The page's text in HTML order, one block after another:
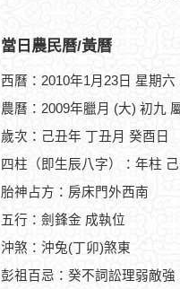
當日農民曆/黃曆
西曆：2010年1月23日 星期六
農曆：2009年臘月 (大) 初九
歲次：己丑年 丁丑月 癸酉日
四柱（即生辰八字）：年柱
胎神占方：房床門外西南
五行：劍鋒金 成執位
沖煞：沖兔(丁卯)煞東
彭祖百忌：癸不詞訟理弱敵